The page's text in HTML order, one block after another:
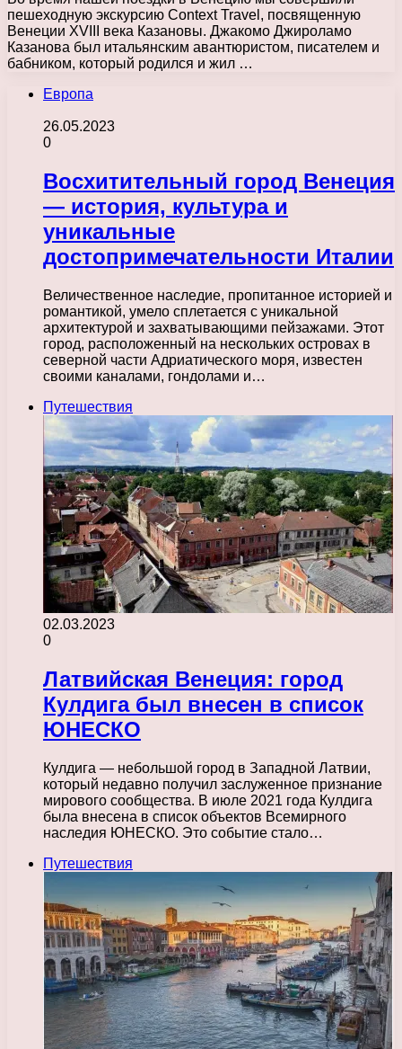
пешеходную экскурсию Context Travel, посвященную
Венеции XVIII века Казановы. Джакомо Джироламо
Казанова был итальянским авантюристом, писателем и
бабником, который родился и жил …
Европа
26.05.2023
0
Восхитительный город Венеция
— история, культура и
уникальные
достопримечательности Италии
Величественное наследие, пропитанное историей и
романтикой, умело сплетается с уникальной
архитектурой и захватывающими пейзажами. Этот
город, расположенный на нескольких островах в
северной части Адриатического моря, известен
своими каналами, гондолами и…
Путешествия
02.03.2023
0
Латвийская Венеция: город
Кулдига был внесен в список
ЮНЕСКО
Кулдига — небольшой город в Западной Латвии,
который недавно получил заслуженное признание
мирового сообщества. В июле 2021 года Кулдига
была внесена в список объектов Всемирного
наследия ЮНЕСКО. Это событие стало…
Путешествия